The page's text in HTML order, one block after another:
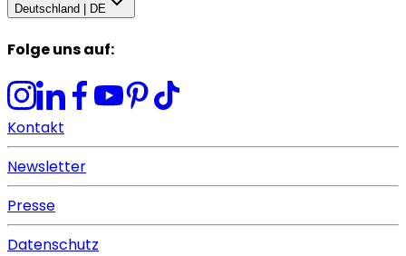
Deutschland | DE
Folge uns auf:
Kontakt
Newsletter
Presse
Datenschutz